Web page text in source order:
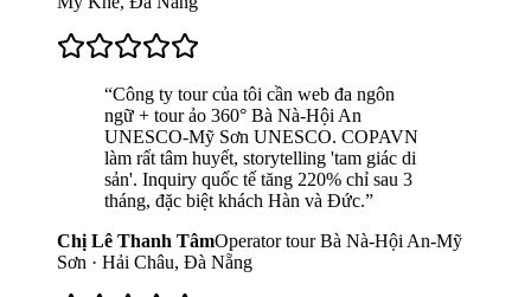
“Công ty tour của tôi cần web đa ngôn
ngữ + tour ảo 360° Bà Nà-Hội An
UNESCO-Mỹ Sơn UNESCO. COPAVN
làm rất tâm huyết, storytelling 'tam giác di
sản'. Inquiry quốc tế tăng 220% chỉ sau 3
tháng, đặc biệt khách Hàn và Đức.”
Chị Lê Thanh TâmOperator tour Bà Nà-Hội An-Mỹ
Sơn · Hải Châu, Đà Nẵng